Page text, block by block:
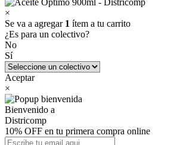
×
Se va a agregar 1 ítem a tu carrito
¿Es para un colectivo?
No
Sí
Aceptar
×
Bienvenido a
Districomp
10% OFF en tu primera compra online